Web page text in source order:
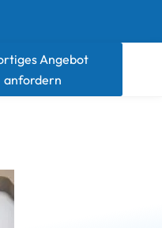
Angebot
anfordern